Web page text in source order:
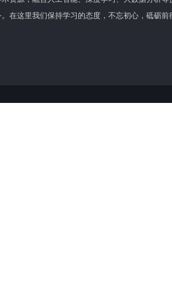
。在这里我们保持学习的态度，不忘初心，砥砺前